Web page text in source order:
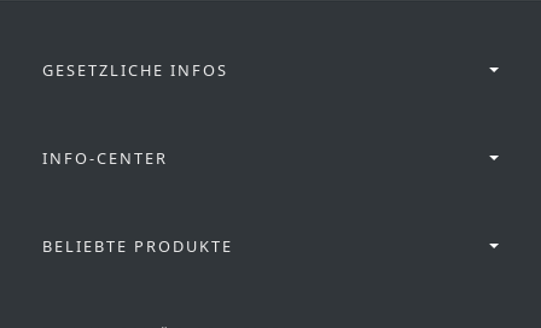
GESETZLICHE INFOS
INFO-CENTER
BELIEBTE PRODUKTE